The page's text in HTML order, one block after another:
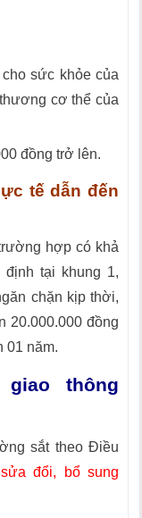
sức khỏe của
cơ thể của
đồng trở lên.
tế dẫn đến
hợp có khả
tại khung 1,
chặn kịp thời,
20.000.000 đồng
01 năm.
thông
sắt theo Điều
đổi, bổ sung